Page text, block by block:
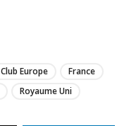
Club Europe
France
Royaume Uni